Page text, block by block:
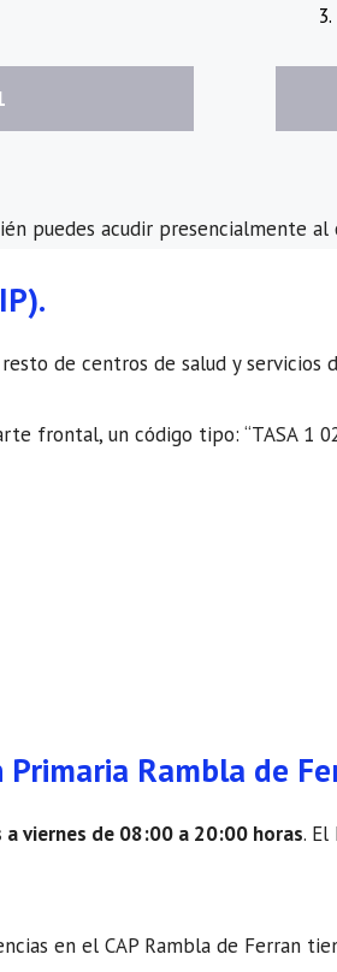
puedes acudir presencialmente
de centros de salud y
frontal, un código tipo: “TASA 1
Rambla de
viernes de 08:00 a 20:00 horas. El
en el CAP Rambla de Ferran